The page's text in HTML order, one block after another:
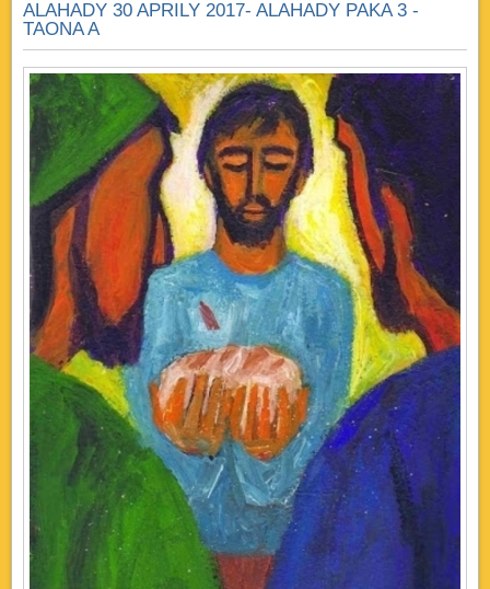
ALAHADY 30 APRILY 2017- ALAHADY PAKA 3 -
TAONA A